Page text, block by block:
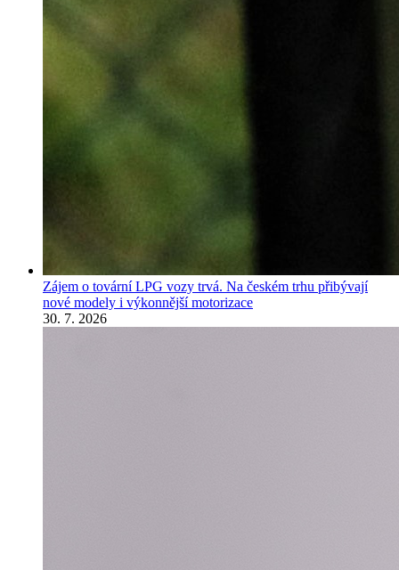
Zájem o tovární LPG vozy trvá. Na českém trhu přibývají
nové modely i výkonnější motorizace
30. 7. 2026